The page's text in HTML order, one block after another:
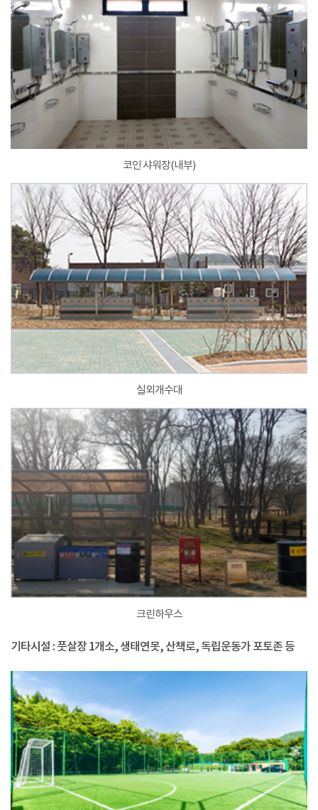
코인 샤워장(내부)
실외개수대
크린하우스
기타시설 : 풋살장 1개소, 생태연못, 산책로, 독립운동가 포토존 등